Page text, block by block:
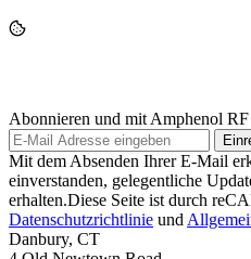
Abonnieren und mit Amphenol
Mit dem Absenden Ihrer E-Mail
einverstanden, gelegentliche
erhalten.Diese Seite ist durch
Datenschutzrichtlinie und
Danbury, CT